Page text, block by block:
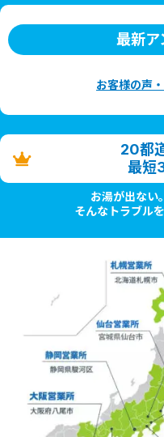
最新ア
お客様の声
20都
最短
お湯が出ない
そんなトラブル